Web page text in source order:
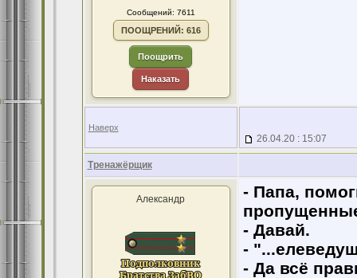
Сообщений: 7611
ПООЩРЕНИЙ: 616
Поощрить
Наказать
Наверх
26.04.20 : 15:07
Тренажёрщик
Александр
- Папа,
- Давай.
-
- Да всё